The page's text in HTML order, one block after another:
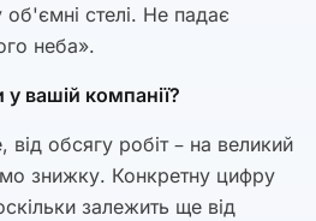
стелі. Не падає
неба».
вашій компанії?
обсягу робіт – на великий
знижку. Конкретну цифру
залежить ще від